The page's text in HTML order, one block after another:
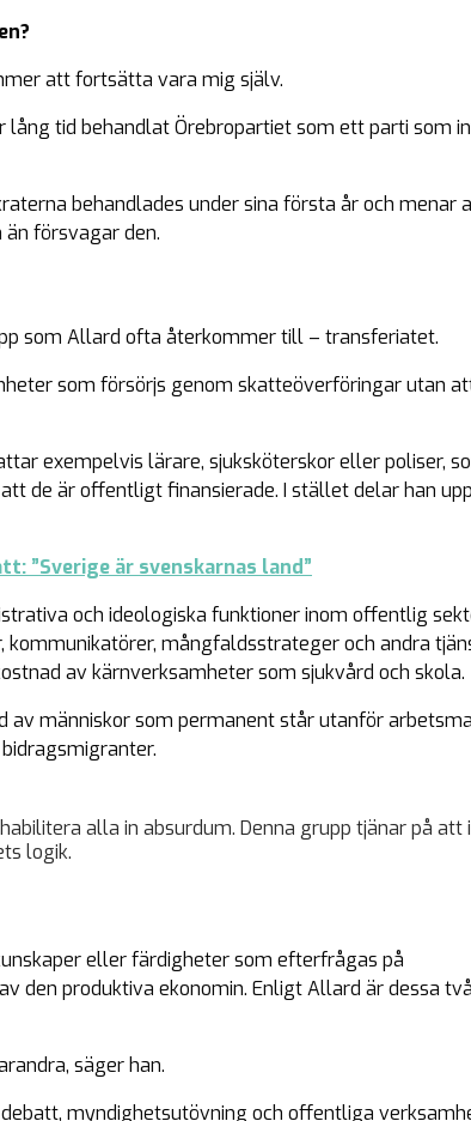
att fortsätta vara mig själv.
tid behandlat Örebropartiet som ett parti som
behandlades under sina första år och menar
försvagar den.
som Allard ofta återkommer till – transferiatet.
som försörjs genom skatteöverföringar utan
exempelvis lärare, sjuksköterskor eller poliser,
de är offentligt finansierade. I stället delar han upp
”Sverige är svenskarnas land”
och ideologiska funktioner inom offentlig
mångfaldsstrateger och andra
av kärnverksamheter som sjukvård och skola.
människor som permanent står utanför
alla in absurdum. Denna grupp tjänar på att
logik.
eller färdigheter som efterfrågas på
den produktiva ekonomin. Enligt Allard är dessa
säger han.
myndighetsutövning och offentliga